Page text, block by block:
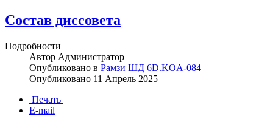
Состав диссовета
Подробности
Автор Администратор
Опубликовано в Рамзи ШД 6D.KOA-084
Опубликовано 11 Апрель 2025
Печать
E-mail